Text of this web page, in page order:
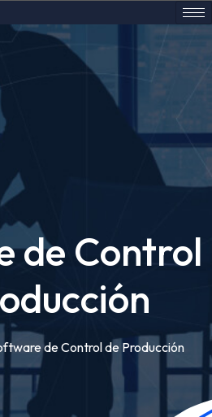
de Control
de Control de Producción